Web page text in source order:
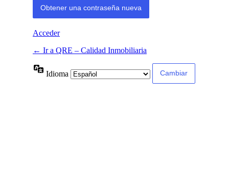
Acceder
← Ir a QRE – Calidad Inmobiliaria
Idioma